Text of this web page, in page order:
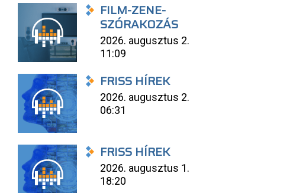
FILM-ZENE-
SZÓRAKOZÁS
2026. augusztus 2.
11:09
FRISS HÍREK
2026. augusztus 2.
06:31
FRISS HÍREK
2026. augusztus 1.
18:20